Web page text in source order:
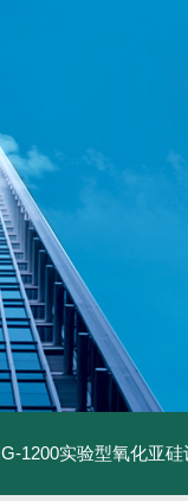
1200实验型氧化亚硅